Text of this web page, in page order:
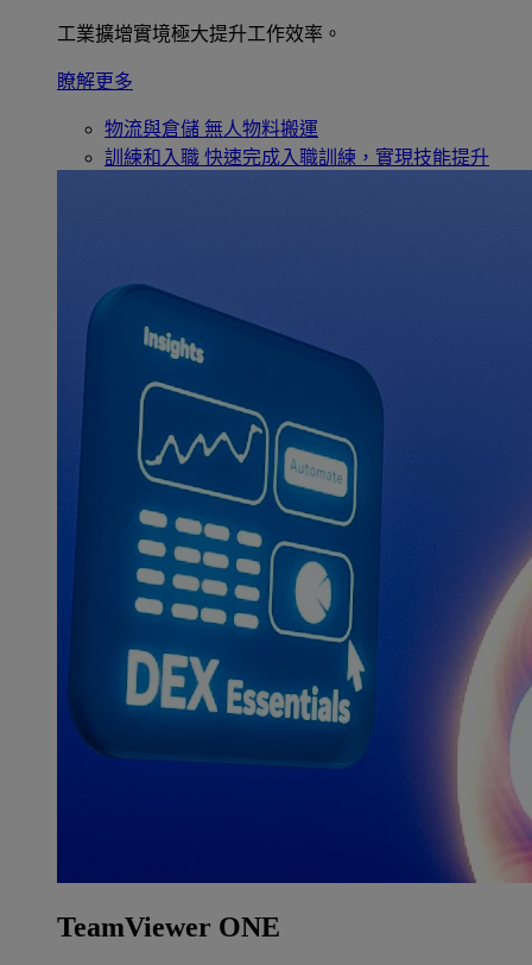
工業擴增實境極大提升工作效率。
瞭解更多
物流與倉儲 無人物料搬運
訓練和入職 快速完成入職訓練，實現技能提升
TeamViewer ONE